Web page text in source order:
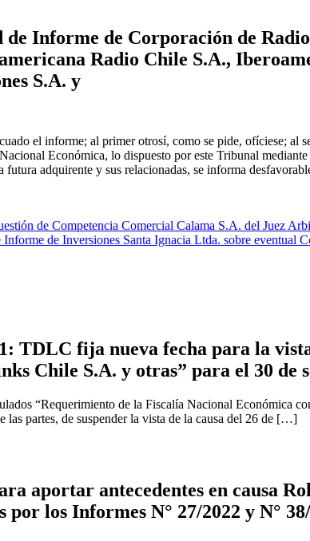
de Informe de Corporación de
Radio Chile S.A.,
S.A. y
el informe; al primer otrosí, como se pide, ofíciese; al
Económica, lo dispuesto por este Tribunal
adquirente y sus relacionadas, se informa
de Competencia Comercial Calama S.A. del Juez
de Inversiones Santa Ignacia Ltda. sobre
TDLC fija nueva fecha para la
Chile S.A. y otras” para el 30 de
“Requerimiento de la Fiscalía Nacional Económica
las partes, de suspender la vista de la causa del 26 de […]
aportar antecedentes en causa
por los Informes N° 27/2022 y N°